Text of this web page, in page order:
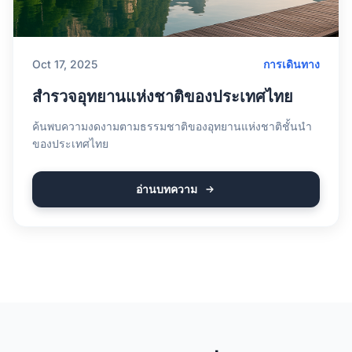
Oct 17, 2025 การเดินทาง
สำรวจอุทยานแห่งชาติของประเทศไทย
ค้นพบความงดงามตามธรรมชาติของอุทยานแห่งชาติชั้นนำ
ของประเทศไทย
อ่านบทความ